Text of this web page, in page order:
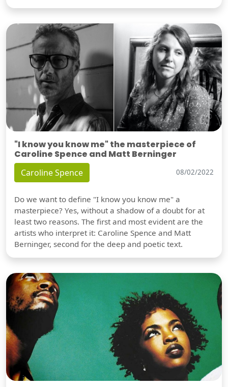
"I know you know me" the masterpiece of
Caroline Spence and Matt Berninger
Caroline Spence 08/02/2022
Do we want to define "I know you know me" a
masterpiece? Yes, without a shadow of a doubt for at
least two reasons. The first and most evident are the
artists who interpret it: Caroline Spence and Matt
Berninger, second for the deep and poetic text.